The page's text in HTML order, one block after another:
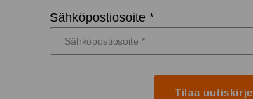
Sähköpostiosoite *
Tilaa uutiskirje